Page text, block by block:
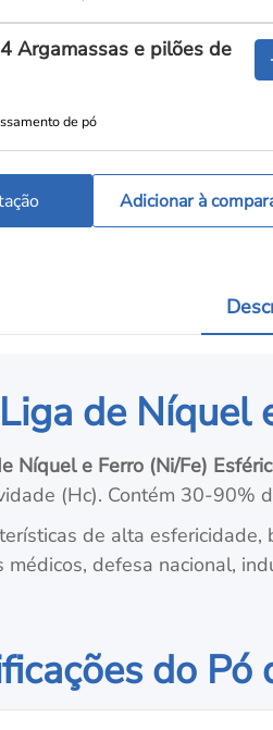
Argamassas e pilões de
de pó
Adicionar à
de Níquel
Níquel e Ferro (Ni/Fe)
(Hc). Contém 30-90%
de alta
médicos, defesa nacional,
do